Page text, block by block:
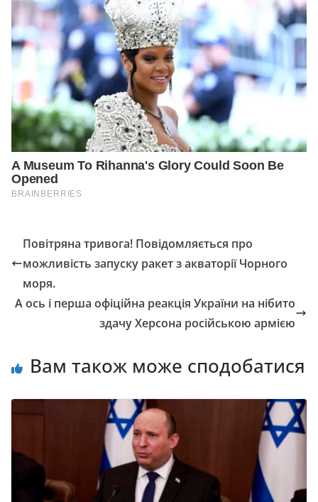
Повітряна тривога! Повідомляється про
можливість запуску ракет з акваторії Чорного
моря.
А ось і перша офіційна реакція України на нібито
здачу Херсона російською армією
Вам також може сподобатися